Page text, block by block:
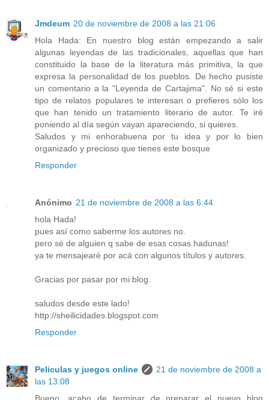
Jmdeum 20 de noviembre de 2008 a las 21:06
Hola Hada: En nuestro blog están empezando a salir
algunas leyendas de las tradicionales, aquellas que han
constituido la base de la literatura más primitiva, la que
expresa la personalidad de los pueblos. De hecho pusiste
un comentario a la "Leyenda de Cartajima". No sé si este
tipo de relatos populares te interesan o prefieres sólo los
que han tenido un tratamiento literario de autor. Te iré
poniendo al día según vayan apareciendo, si quieres.
Saludos y mi enhorabuena por tu idea y por lo bien
organizado y precioso que tienes este bosque
Responder
Anónimo 21 de noviembre de 2008 a las 6:44
hola Hada!
pues así como saberme los autores no.
pero sé de alguien q sabe de esas cosas hadunas!
ya te mensajearé por acá con algunos títulos y autores.
Gracias por pasar por mi blog.
saludos desde este lado!
http://sheilicidades.blogspot.com
Responder
Peliculas y juegos online
21 de noviembre de 2008 a
las 13:08